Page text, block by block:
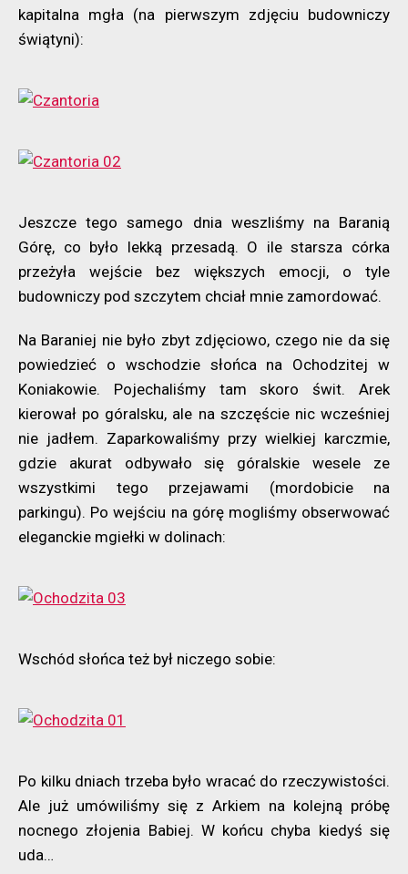
kapitalna mgła (na pierwszym zdjęciu budowniczy
świątyni):
Jeszcze tego samego dnia weszliśmy na Baranią
Górę, co było lekką przesadą. O ile starsza córka
przeżyła wejście bez większych emocji, o tyle
budowniczy pod szczytem chciał mnie zamordować.
Na Baraniej nie było zbyt zdjęciowo, czego nie da się
powiedzieć o wschodzie słońca na Ochodzitej w
Koniakowie. Pojechaliśmy tam skoro świt. Arek
kierował po góralsku, ale na szczęście nic wcześniej
nie jadłem. Zaparkowaliśmy przy wielkiej karczmie,
gdzie akurat odbywało się góralskie wesele ze
wszystkimi tego przejawami (mordobicie na
parkingu). Po wejściu na górę mogliśmy obserwować
eleganckie mgiełki w dolinach:
Wschód słońca też był niczego sobie:
Po kilku dniach trzeba było wracać do rzeczywistości.
Ale już umówiliśmy się z Arkiem na kolejną próbę
nocnego złojenia Babiej. W końcu chyba kiedyś się
uda…